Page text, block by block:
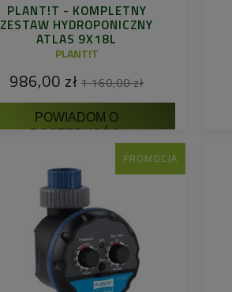
PLANT!T - KOMPLETNY
ZESTAW HYDROPONICZNY
ATLAS 9X18L
PLANT!T
986,00 zł 1 160,00 zł
POWIADOM O
DOSTĘPNOŚCI
PROMOCJA